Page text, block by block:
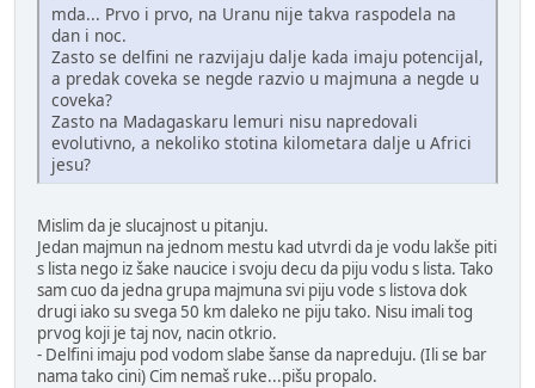
mda... Prvo i prvo, na Uranu nije takva raspodela na
dan i noc.
Zasto se delfini ne razvijaju dalje kada imaju potencijal,
a predak coveka se negde razvio u majmuna a negde u
coveka?
Zasto na Madagaskaru lemuri nisu napredovali
evolutivno, a nekoliko stotina kilometara dalje u Africi
jesu?
Mislim da je slucajnost u pitanju.
Jedan majmun na jednom mestu kad utvrdi da je vodu lakše piti
s lista nego iz šake naucice i svoju decu da piju vodu s lista. Tako
sam cuo da jedna grupa majmuna svi piju vode s listova dok
drugi iako su svega 50 km daleko ne piju tako. Nisu imali tog
prvog koji je taj nov, nacin otkrio.
- Delfini imaju pod vodom slabe šanse da napreduju. (Ili se bar
nama tako cini) Cim nemaš ruke...pišu propalo.